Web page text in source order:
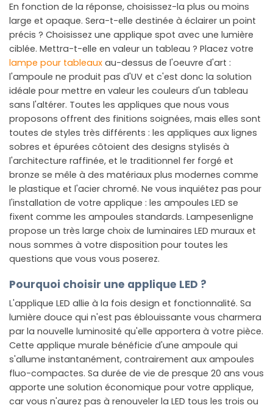
En fonction de la réponse, choisissez-la plus ou moins
large et opaque. Sera-t-elle destinée à éclairer un point
précis ? Choisissez une applique spot avec une lumière
ciblée. Mettra-t-elle en valeur un tableau ? Placez votre
lampe pour tableaux au-dessus de l'oeuvre d'art :
l'ampoule ne produit pas d'UV et c'est donc la solution
idéale pour mettre en valeur les couleurs d'un tableau
sans l'altérer. Toutes les appliques que nous vous
proposons offrent des finitions soignées, mais elles sont
toutes de styles très différents : les appliques aux lignes
sobres et épurées côtoient des designs stylisés à
l'architecture raffinée, et le traditionnel fer forgé et
bronze se mêle à des matériaux plus modernes comme
le plastique et l'acier chromé. Ne vous inquiétez pas pour
l'installation de votre applique : les ampoules LED se
fixent comme les ampoules standards. Lampesenligne
propose un très large choix de luminaires LED muraux et
nous sommes à votre disposition pour toutes les
questions que vous vous poserez.
Pourquoi choisir une applique LED ?
L'applique LED allie à la fois design et fonctionnalité. Sa
lumière douce qui n'est pas éblouissante vous charmera
par la nouvelle luminosité qu'elle apportera à votre pièce.
Cette applique murale bénéficie d'une ampoule qui
s'allume instantanément, contrairement aux ampoules
fluo-compactes. Sa durée de vie de presque 20 ans vous
apporte une solution économique pour votre applique,
car vous n'aurez pas à renouveler la LED tous les trois ou